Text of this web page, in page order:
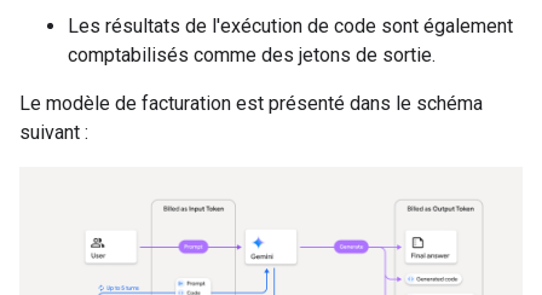
Les résultats de l'exécution de code sont également
comptabilisés comme des jetons de sortie.
Le modèle de facturation est présenté dans le schéma
suivant :